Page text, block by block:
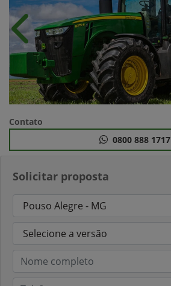
Solicitar proposta
Anterior
Contato
0800 888 1717